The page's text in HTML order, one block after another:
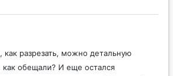
как разрезать, можно детальную
обещали? И еще остался